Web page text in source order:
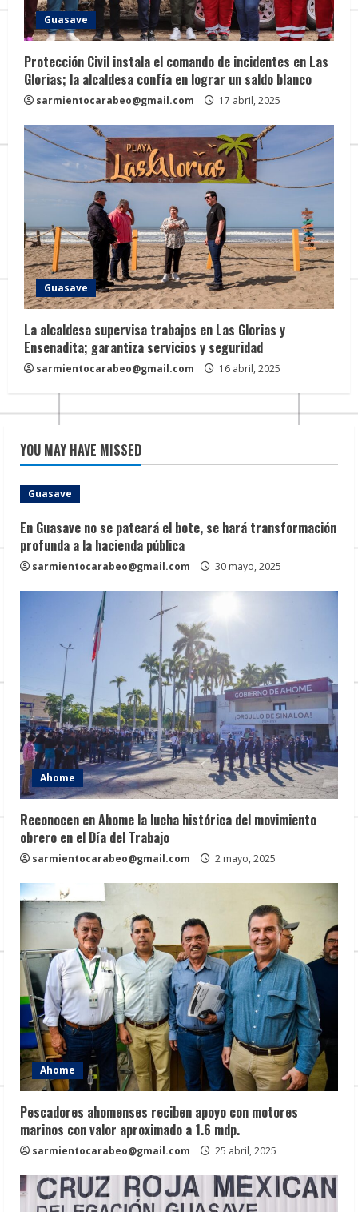
Guasave
Protección Civil instala el comando de incidentes en Las
Glorias; la alcaldesa confía en lograr un saldo blanco
sarmientocarabeo@gmail.com 17 abril, 2025
Guasave
La alcaldesa supervisa trabajos en Las Glorias y
Ensenadita; garantiza servicios y seguridad
sarmientocarabeo@gmail.com 16 abril, 2025
YOU MAY HAVE MISSED
Guasave
En Guasave no se pateará el bote, se hará transformación
profunda a la hacienda pública
sarmientocarabeo@gmail.com 30 mayo, 2025
Ahome
Reconocen en Ahome la lucha histórica del movimiento
obrero en el Día del Trabajo
sarmientocarabeo@gmail.com 2 mayo, 2025
Ahome
Pescadores ahomenses reciben apoyo con motores
marinos con valor aproximado a 1.6 mdp.
sarmientocarabeo@gmail.com 25 abril, 2025